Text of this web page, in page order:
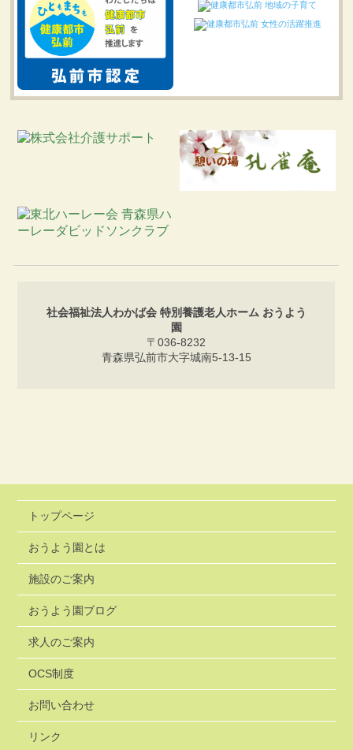
社会福祉法人わかば会 特別養護老人ホーム おうよう
園
〒036-8232
青森県弘前市大字城南5-13-15
トップページ
おうよう園とは
施設のご案内
おうよう園ブログ
求人のご案内
OCS制度
お問い合わせ
リンク